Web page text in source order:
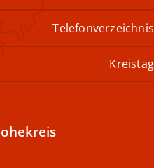
Telefonverzeichnis
Kreistag